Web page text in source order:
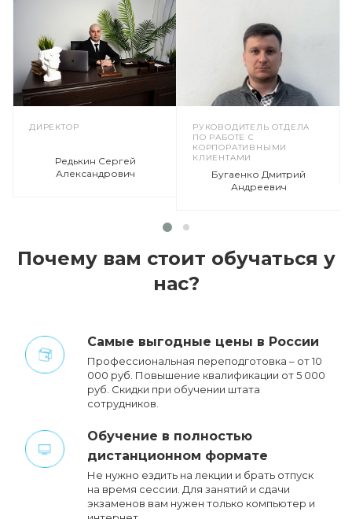
ДИРЕКТОР
Редькин Сергей
Александрович
РУКОВОДИТЕЛЬ ОТДЕЛА
ПО РАБОТЕ С
КОРПОРАТИВНЫМИ
КЛИЕНТАМИ
Бугаенко Дмитрий
Андреевич
Почему вам стоит обучаться у
нас?
Cамые выгодные цены в России
Профессиональная переподготовка – от 10
000 руб. Повышение квалификации от 5 000
руб. Cкидки при обучении штата
сотрудников.
Обучение в полностью
дистанционном формате
Не нужно ездить на лекции и брать отпуск
на время сессии. Для занятий и сдачи
экзаменов вам нужен только компьютер и